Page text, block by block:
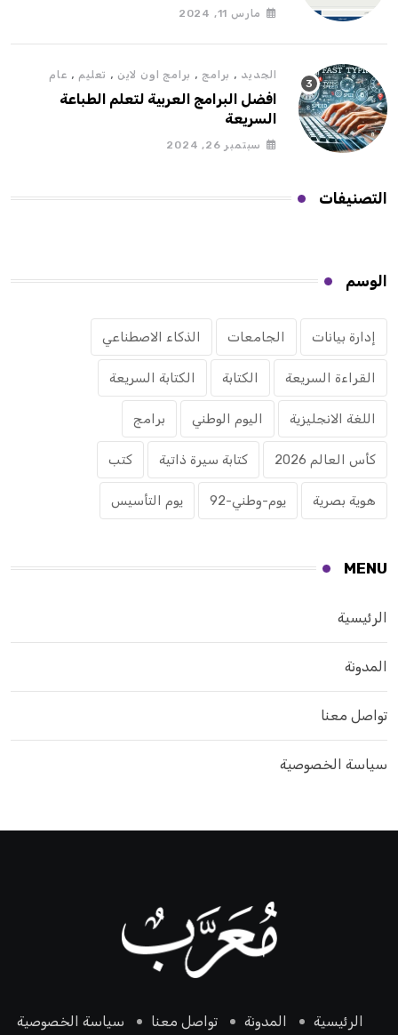
مارس 11, 2024
الجديد , برامج , برامج اون لاين , تعليم , عام
افضل البرامج العربية لتعلم الطباعة
السريعة
سبتمبر 26, 2024
التصنيفات
الوسم
إدارة بيانات الجامعات الذكاء الاصطناعي
القراءة السريعة الكتابة الكتابة السريعة
اللغة الانجليزية اليوم الوطني برامج
كأس العالم 2026 كتابة سيرة ذاتية كتب
هوية بصرية يوم-وطني-92 يوم التأسيس
MENU
الرئيسية
المدونة
تواصل معنا
سياسة الخصوصية
الرئيسية المدونة تواصل معنا سياسة الخصوصية